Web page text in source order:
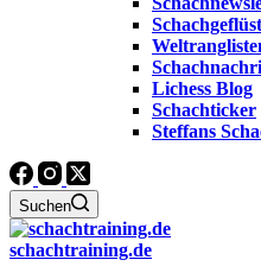
Lichess Blog
Schachticker
Steffans
Suchen
schachtraining.de